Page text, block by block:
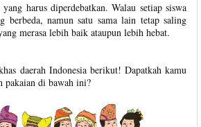
harus diperdebatkan. Walau setiap siswa
berbeda, namun satu sama lain tetap saling
merasa lebih baik ataupun lebih hebat.
daerah Indonesia berikut! Dapatkah kamu
pakaian di bawah ini?